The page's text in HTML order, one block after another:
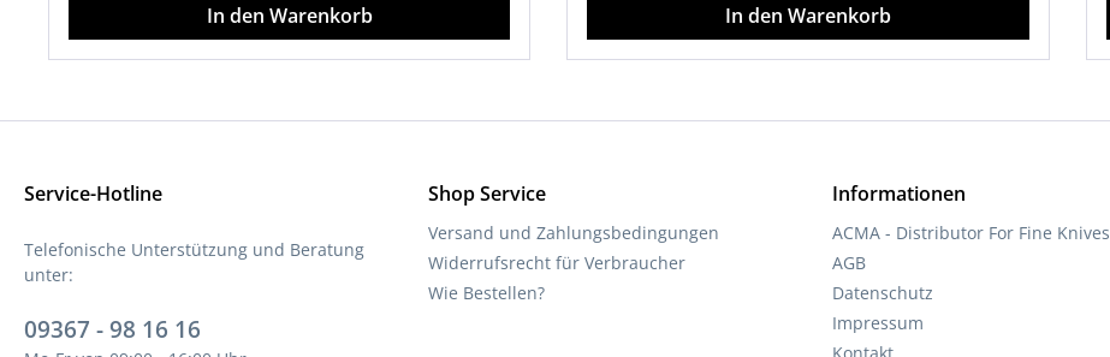
In den Warenkorb In den Warenkorb
Service-Hotline
Telefonische Unterstützung und Beratung
unter:
09367 - 98 16 16
Shop Service
Versand und Zahlungsbedingungen
Widerrufsrecht für Verbraucher
Wie Bestellen?
Informationen
ACMA - Distributor For Fine Knives
AGB
Datenschutz
Impressum
Kontakt